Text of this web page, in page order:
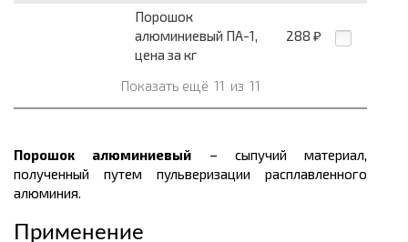
Порошок
алюминиевый ПА-1,
цена за кг
288 ₽
Показать ещё 11 из 11
Порошок алюминиевый – сыпучий материал,
полученный путем пульверизации расплавленного
алюминия.
Применение